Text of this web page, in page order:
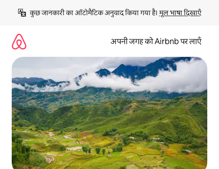
छोड़कर
कॉन्टेंट
कुछ जानकारी का ऑटोमैटिक अनुवाद किया गया है। मूल भाषा दिखाएँ
अपनी जगह को Airbnb पर लाएँ